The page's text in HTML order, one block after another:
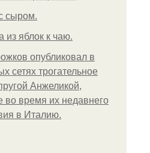
сыром.
из яблок к чаю.
опубликовал в
сетях трогательное
Анжеликой,
во время их недавнего
в Италию.